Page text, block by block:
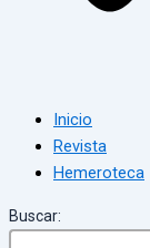
Inicio
Revista
Hemeroteca
Buscar: